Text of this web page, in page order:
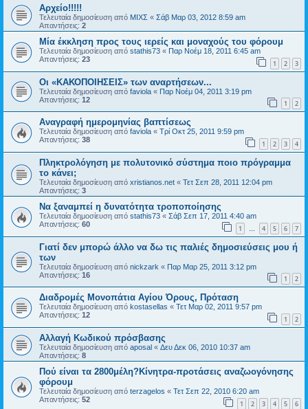
Αρχείο!!!!!
Τελευταία δημοσίευση από ΜΙΧΣ « Σάβ Μαρ 03, 2012 8:59 am
Απαντήσεις: 2
Μία έκκληση προς τους ιερείς και μοναχούς του φόρουμ
Τελευταία δημοσίευση από stathis73 « Παρ Νοέμ 18, 2011 6:45 am
Απαντήσεις: 23 1 2 3
Οι «ΚΑΚΟΠΟΙΗΣΕΙΣ» των αναρτήσεων...
Τελευταία δημοσίευση από faviola « Παρ Νοέμ 04, 2011 3:19 pm
Απαντήσεις: 12 1 2
Aναγραφή ημερομηνίας βαπτίσεως
Τελευταία δημοσίευση από faviola « Τρί Οκτ 25, 2011 9:59 pm
Απαντήσεις: 38 1 2 3 4
Πληκτρολόγηση με πολυτονικό σύστημα ποιο πρόγραμμα
το κάνει;
Τελευταία δημοσίευση από xristianos.net « Τετ Σεπ 28, 2011 12:04 pm
Απαντήσεις: 3
Nα ξαναμπεί η δυνατότητα τροποποίησης
Τελευταία δημοσίευση από stathis73 « Σάβ Σεπ 17, 2011 4:40 am
Απαντήσεις: 60 1 … 4 5 6 7
Γιατί δεν μπορώ άλλο να δω τις παλιές δημοσιεύσεις μου ή
των
Τελευταία δημοσίευση από nickzark « Παρ Μαρ 25, 2011 3:12 pm
Απαντήσεις: 16 1 2
Διαδρομές Μονοπάτια Αγίου Όρους, Πρόταση
Τελευταία δημοσίευση από kostasellas « Τετ Μαρ 02, 2011 9:57 pm
Απαντήσεις: 12 1 2
Αλλαγή Κωδικού πρόσβασης
Τελευταία δημοσίευση από aposal « Δευ Δεκ 06, 2010 10:37 am
Απαντήσεις: 8
Πού είναι τα 2800μέλη?Κίνητρα-προτάσεις αναζωογόνησης
φόρουμ
Τελευταία δημοσίευση από terzagelos « Τετ Σεπ 22, 2010 6:20 am
Απαντήσεις: 52 1 2 3 4 5 6